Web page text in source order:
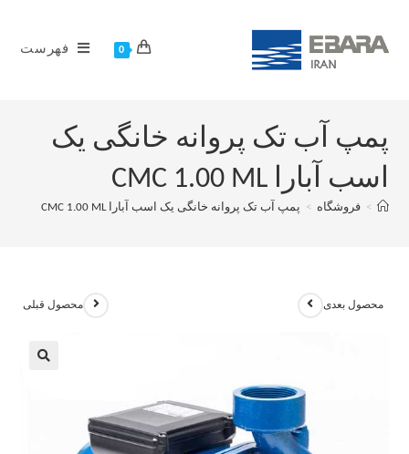
0 فهرست
پمپ آب تک پروانه خانگی یک
اسب آبارا CMC 1.00 ML
> فروشگاه > پمپ آب تک پروانه خانگی یک اسب آبارا CMC 1.00 ML
محصول قبلی محصول بعدی